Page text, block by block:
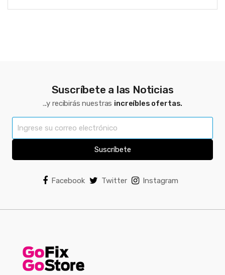
Suscríbete a las Noticias
...y recibirás nuestras increíbles ofertas.
Suscríbete
Facebook Twitter Instagram